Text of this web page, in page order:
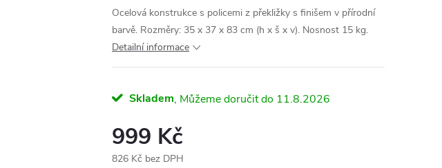
Ocelová konstrukce s policemi z překližky s finišem v přírodní
barvě. Rozměry: 35 x 37 x 83 cm (h x š x v). Nosnost 15 kg.
Detailní informace
Skladem 11.8.2026
999 Kč
826 Kč bez DPH